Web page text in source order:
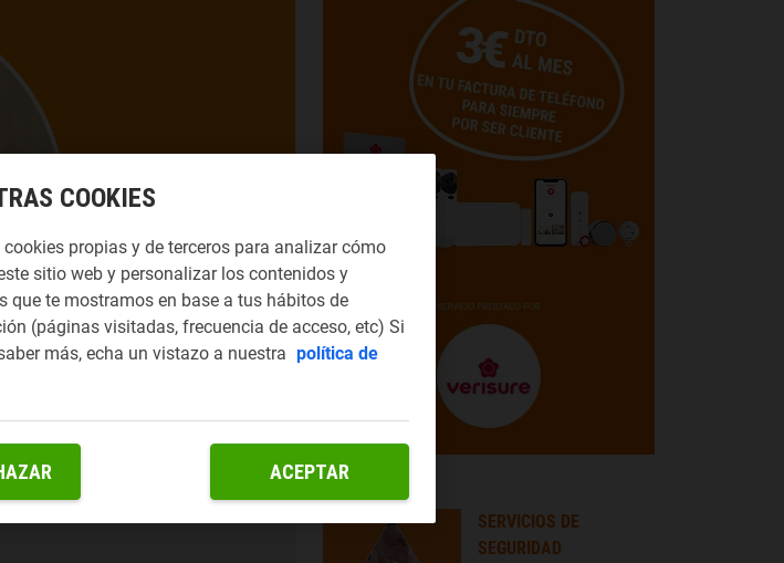
SERVICIOS DE
SEGURIDAD
COOKIES
cookies propias y de terceros para analizar cómo
sitio web y personalizar los contenidos y
que te mostramos en base a tus hábitos de
(páginas visitadas, frecuencia de acceso, etc) Si
más, echa un vistazo a nuestra política de
ACEPTAR